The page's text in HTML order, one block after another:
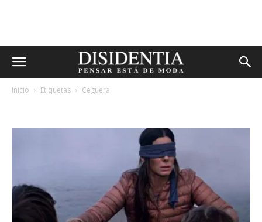
Inicio Etiquetas Ceguera